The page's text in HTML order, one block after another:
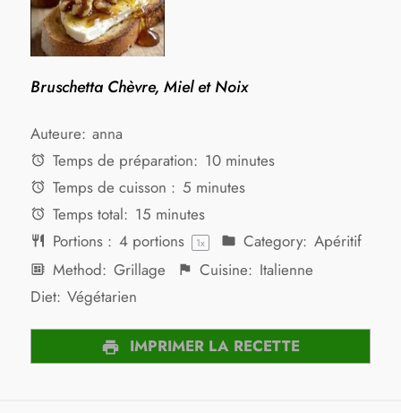
Bruschetta Chèvre, Miel et Noix
Auteure: anna
Temps de préparation: 10 minutes
Temps de cuisson : 5 minutes
Temps total: 15 minutes
Portions : 4portions 1x Category: Apéritif
Method: Grillage Cuisine: Italienne
Diet: Végétarien
IMPRIMER LA RECETTE